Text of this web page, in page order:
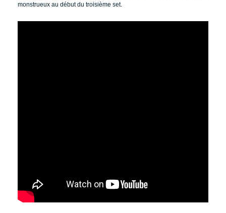
monstrueux au début du troisième set.